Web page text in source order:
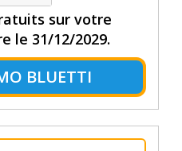
sur votre
le 31/12/2029.
BLUETTI